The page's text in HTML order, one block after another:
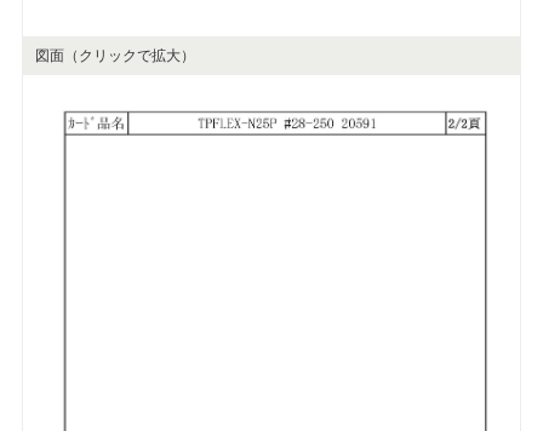
図面（クリックで拡大）